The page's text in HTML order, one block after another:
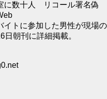
に数十人 リコール署名偽
トに参加した男性が現場の
朝刊に詳細掲載。